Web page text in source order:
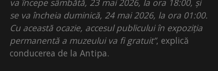
va începe sâmbătă, 23 mai 2026, la ora 18:00, și
se va încheia duminică, 24 mai 2026, la ora 01:00.
Cu această ocazie, accesul publicului în expoziția
permanentă a muzeului va fi gratuit”, explică
conducerea de la Antipa.